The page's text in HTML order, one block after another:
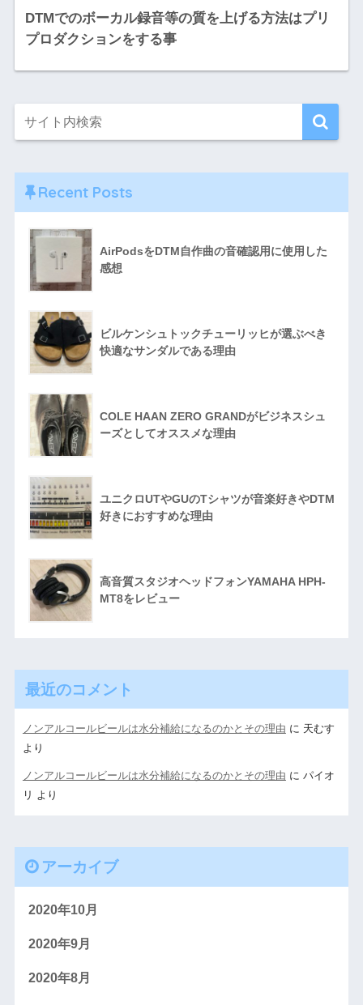
DTMでのボーカル録音等の質を上げる方法はプリ
プロダクションをする事
Recent Posts
AirPodsをDTM自作曲の音確認用に使用した
感想
ビルケンシュトックチューリッヒが選ぶべき
快適なサンダルである理由
COLE HAAN ZERO GRANDがビジネスシュ
ーズとしてオススメな理由
ユニクロUTやGUのTシャツが音楽好きやDTM
好きにおすすめな理由
高音質スタジオヘッドフォンYAMAHA HPH-
MT8をレビュー
最近のコメント
ノンアルコールビールは水分補給になるのかとその理由 に 天むす
より
ノンアルコールビールは水分補給になるのかとその理由 に パイオ
リ より
アーカイブ
2020年10月
2020年9月
2020年8月